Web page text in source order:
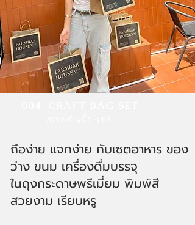
ถือง่าย แจกง่าย กับเซตอาหาร ของ
ว่าง ขนม เครื่องดื่มบรรจุ
ในถุงกระดาษพรีเมี่ยม พิมพ์สี
สวยงาม เรียบหรู